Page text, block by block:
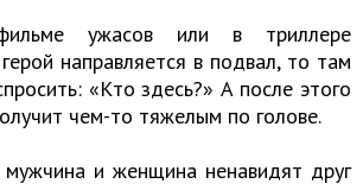
ужасов или в триллере
направляется в подвал, то там
«Кто здесь?» А после этого
чем-то тяжелым по голове.
и женщина ненавидят друг